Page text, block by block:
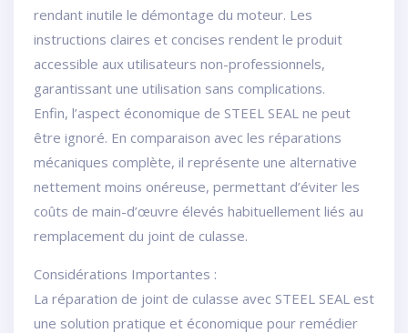
rendant inutile le démontage du moteur. Les
instructions claires et concises rendent le produit
accessible aux utilisateurs non-professionnels,
garantissant une utilisation sans complications.
Enfin, l’aspect économique de STEEL SEAL ne peut
être ignoré. En comparaison avec les réparations
mécaniques complète, il représente une alternative
nettement moins onéreuse, permettant d’éviter les
coûts de main-d’œuvre élevés habituellement liés au
remplacement du joint de culasse.
Considérations Importantes :
La réparation de joint de culasse avec STEEL SEAL est
une solution pratique et économique pour remédier